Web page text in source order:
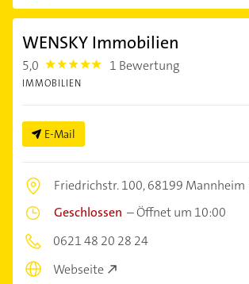
WENSKY Immobilien
5,0 5.0 1 Bewertung
IMMOBILIEN
E-Mail
Friedrichstr. 100,68199 Mannheim
Geschlossen –Öffnet um 10:00
0621 48 20 28 24
Webseite